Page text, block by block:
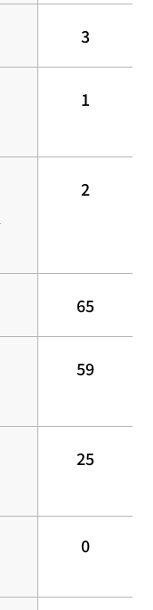
3
1
2
65
59
25
0